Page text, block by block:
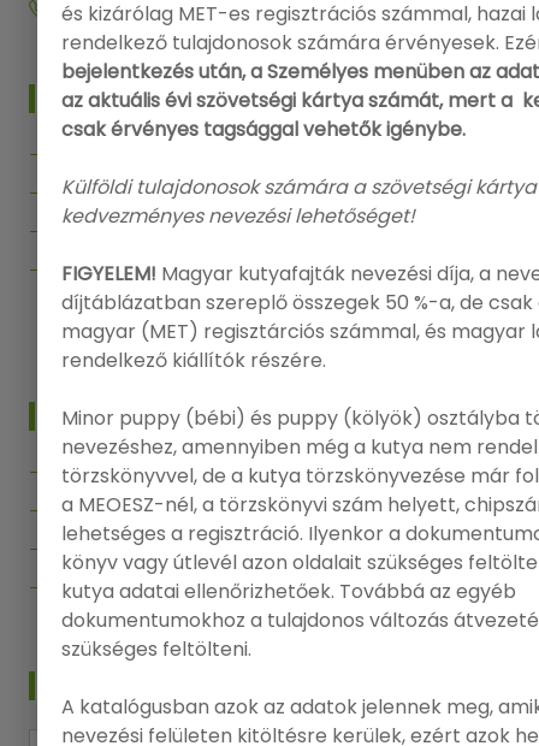
+36 20 573 5726
MENÜ
Kiállítások
Kapcsolat
Vissza az Onlinenevezes.hu-ra
INFO
Bejelentkezés
Regisztráció
Adatvédelmi politika
Felhasználási feltételek
és kizárólag MET-es regisztrációs számmal, hazai
rendelkező tulajdonosok számára érvényesek.
bejelentkezés után, a Személyes menüben az
az aktuális évi szövetségi kártya számát, mert a
csak érvényes tagsággal vehetők igénybe.
Külföldi tulajdonosok számára a szövetségi
kedvezményes nevezési lehetőséget!
FIGYELEM! Magyar kutyafajták nevezési díja, a
díjtáblázatban szereplő összegek 50 %-a, de csak
magyar (MET) regisztárciós számmal, és magyar
rendelkező kiállítók részére.
Minor puppy (bébi) és puppy (kölyök) osztályba
nevezéshez, amennyiben még a kutya nem
törzskönyvvel, de a kutya törzskönyvezése már
a MEOESZ-nél, a törzskönyvi szám helyett,
lehetséges a regisztráció. Ilyenkor a
könyv vagy útlevél azon oldalait szükséges
kutya adatai ellenőrizhetőek. Továbbá az egyéb
dokumentumokhoz a tulajdonos változás
szükséges feltölteni.
A katalógusban azok az adatok jelennek meg,
nevezési felületen kitöltésre kerülek, ezért azok